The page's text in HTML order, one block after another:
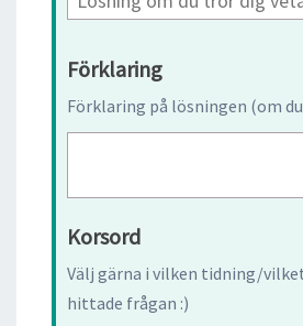
Förklaring
Förklaring på lösningen (om
Korsord
Välj gärna i vilken tidning/
hittade frågan :)